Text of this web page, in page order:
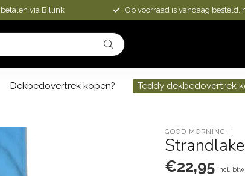
via Billink Op voorraad is vandaag besteld,
Dekbedovertrek kopen? Teddy dekbedovertrek
GOOD MORNING
€22,95 Incl. btw